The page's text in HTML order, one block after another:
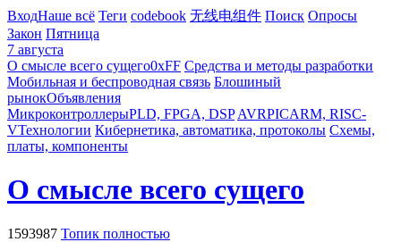
ВходНаше всё Теги codebook 无线电组件 Поиск Опросы
Закон Пятница
7 августа
О смысле всего сущего0xFF Средства и методы разработки
Мобильная и беспроводная связь Блошиный
рынокОбъявления
МикроконтроллерыPLD, FPGA, DSP AVRPICARM, RISC-
VТехнологии Кибернетика, автоматика, протоколы Схемы,
платы, компоненты
О смысле всего сущего
1593987 Топик полностью